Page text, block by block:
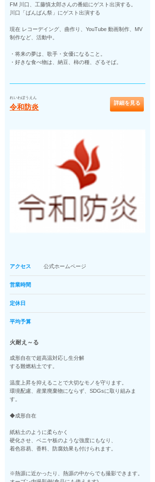
FM 川口、工藤慎太郎さんの番組にゲスト出演する。
川口「ばんばん祭」にゲスト出演する
現在 レコーデイング、曲作り、YouTube 動画制作、MV
制作など、活動中。
・将来の夢は、歌手・女優になること。
・好きな食べ物は、納豆、柿の種、ざるそば。
れいわぼうえん
令和防炎 詳細を見る
アクセス 公式ホームページ
営業時間
定休日
平均予算
火耐え～る
成形自在で超高温対応し生分解
する難燃粘土です。
温度上昇を抑えることで大切なモノを守ります。
環境配慮、産業廃棄物にならず、SDGsに取り組みま
す。
◆成形自在
紙粘土のように柔らかく
硬化させ、ベニヤ板のような強度にもなり、
着色容易、香料、防腐効果も付けられます。
※熱源に近かったり、熱源の中からでも撮影できます。